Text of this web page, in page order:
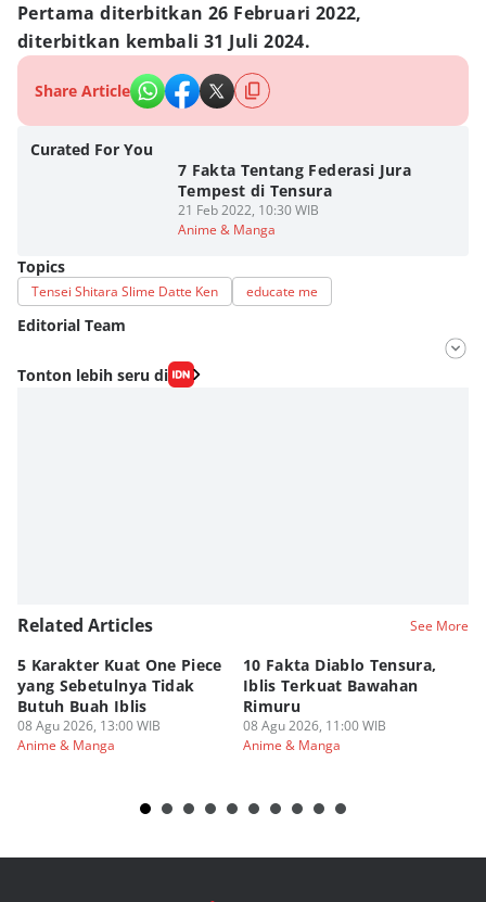
Pertama diterbitkan 26 Februari 2022,
diterbitkan kembali 31 Juli 2024.
Share Article
Curated For You
7 Fakta Tentang Federasi Jura
Tempest di Tensura
21 Feb 2022, 10:30 WIB
Anime & Manga
Topics
Tensei Shitara Slime Datte Ken educate me
Editorial Team
Editor
Fahrul Razi Uni Nurullah
Tonton lebih seru di
Related Articles See More
5 Karakter Kuat One Piece
yang Sebetulnya Tidak
Butuh Buah Iblis
08 Agu 2026, 13:00 WIB
Anime & Manga
10 Fakta Diablo Tensura,
Iblis Terkuat Bawahan
Rimuru
08 Agu 2026, 11:00 WIB
Anime & Manga